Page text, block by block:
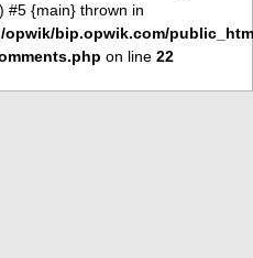
#5 {main} thrown in
bip.opwik.com/
on line 22